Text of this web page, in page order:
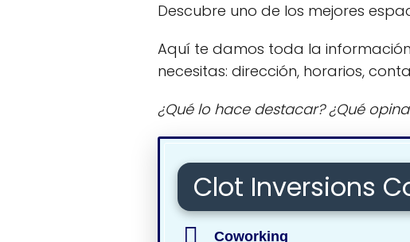
Descubre uno de los mejores
Aquí te damos toda la
necesitas: dirección, horarios,
¿Qué lo hace destacar? ¿Qué
Clot Inversions
Coworking